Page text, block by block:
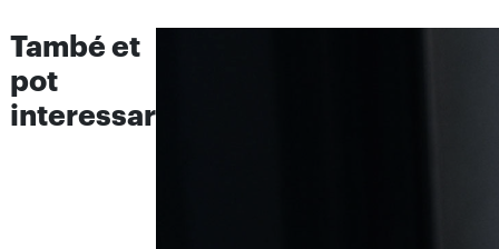
També et
pot
interessar